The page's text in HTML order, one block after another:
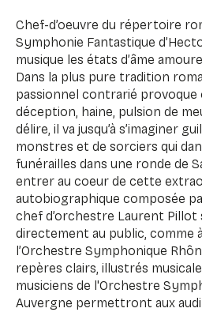
Chef-d’oeuvre du répertoire
Symphonie Fantastique
musique les états d’âme
Dans la plus pure tradition
passionnel contrarié provoque
déception, haine, pulsion de
délire, il va jusqu’à s’imaginer
monstres et de sorciers qui
funérailles dans une ronde de
entrer au coeur de cette
autobiographique composée
chef d’orchestre Laurent Pillot
directement au public, comme
l’Orchestre Symphonique
repères clairs, illustrés
musiciens de l'Orchestre
Auvergne permettront aux